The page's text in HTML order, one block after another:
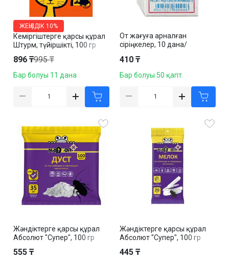
Кеміргіштерге қарсы құрал
Штурм, түйіршікті, 100 гр
ЖЕҢІЛДІК 10%
896 ₸995 ₸
Бар болуы 11 дана
От жағуға арналған
сіріңкелер, 10 дана/
410 ₸
Бар болуы 50 қапт.
Жәндіктерге қарсы құрал
Абсолют "Супер", 100 гр
555 ₸
Жәндіктерге қарсы құрал
Абсолют "Супер", 100 гр
445 ₸